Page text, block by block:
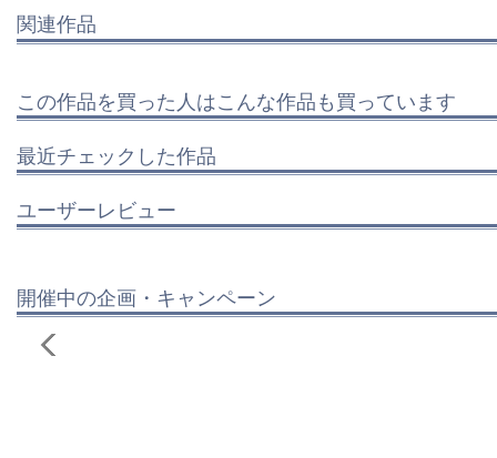
関連作品
この作品を買った人はこんな作品も買っています
最近チェックした作品
ユーザーレビュー
開催中の企画・キャンペーン